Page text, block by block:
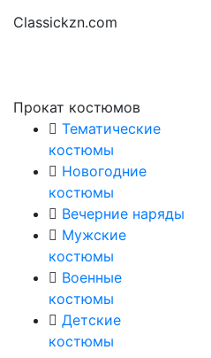
Classickzn.com
Прокат костюмов
Тематические
костюмы
Новогодние
костюмы
Вечерние наряды
Мужские
костюмы
Военные
костюмы
Детские
костюмы